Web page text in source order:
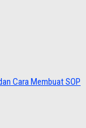
Cara Membuat SOP